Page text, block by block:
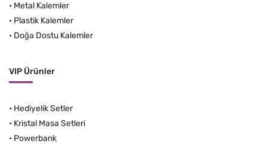
• Metal Kalemler
• Plastik Kalemler
• Doğa Dostu Kalemler
VIP Ürünler
• Hediyelik Setler
• Kristal Masa Setleri
• Powerbank